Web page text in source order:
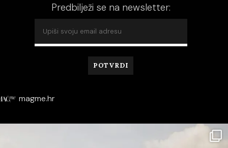
Predbilježi se na newsletter:
magme.hr